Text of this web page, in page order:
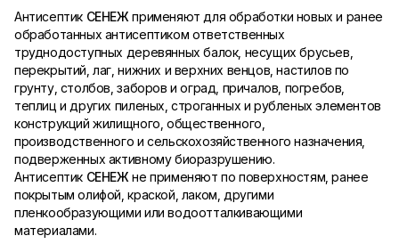
Антисептик СЕНЕЖприменяют для обработки новых и ранее
обработанных антисептиком ответственных
труднодоступных деревянных балок, несущих брусьев,
перекрытий, лаг, нижних и верхних венцов, настилов по
грунту, столбов, заборов и оград, причалов, погребов,
теплиц и других пиленых, строганных и рубленых элементов
конструкций жилищного, общественного,
производственного и сельскохозяйственного назначения,
подверженных активному биоразрушению.
Антисептик СЕНЕЖне применяют по поверхностям, ранее
покрытым олифой, краской, лаком, другими
пленкообразующими или водоотталкивающими
материалами.